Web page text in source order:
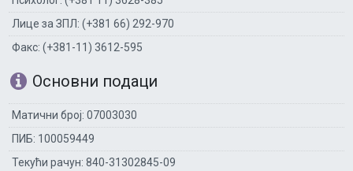
Лице за ЗПЛ: (+381 66) 292-970
Факс: (+381-11) 3612-595
Основни подаци
Матични број: 07003030
ПИБ: 100059449
Текући рачун: 840-31302845-09